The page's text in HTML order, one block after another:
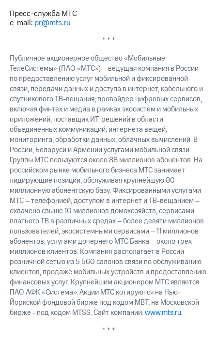
Порядок
выкупа
акций
облигаций
Описание
Еврооблигации-2023
Уведомление
о
погашении
именных
облигаций
Другое
Регистратор
Реквизиты
Контакты
развитие
деловая этика
На главную
Пресс-служба МТС
e-mail: pr@mts.ru
* * *
Публичное акционерное общество «Мобильные
ТелеСистемы» (ПАО «МТС») – ведущая компания в России
по предоставлению услуг мобильной и фиксированной
связи, передачи данных и доступа в интернет, кабельного и
спутникового ТВ-вещания; провайдер цифровых сервисов,
включая финтех и медиа в рамках экосистем и мобильных
приложений; поставщик ИТ-решений в области
объединенных коммуникаций, интернета вещей,
мониторинга, обработки данных, облачных вычислений. В
России, Беларуси и Армении услугами мобильной связи
Группы МТС пользуются около 88 миллионов абонентов. На
российском рынке мобильного бизнеса МТС занимает
лидирующие позиции, обслуживая крупнейшую 80-
миллионную абонентскую базу. Фиксированными услугами
МТС – телефонией, доступом в интернет и ТВ-вещанием –
охвачено свыше 10 миллионов домохозяйств, сервисами
платного ТВ в различных средах – более девяти миллионов
пользователей, экосистемными сервисами – 11 миллионов
абонентов, услугами дочернего МТС Банка – около трех
миллионов клиентов. Компания располагает в России
розничной сетью из 5 560 салонов связи по обслуживанию
клиентов, продаже мобильных устройств и предоставлению
финансовых услуг. Крупнейшим акционером МТС является
ПАО АФК «Система». Акции МТС котируются на Нью-
Йоркской фондовой бирже под кодом MBT, на Московской
бирже - под кодом MTSS. Сайт компании:www.mts.ru.
* * *